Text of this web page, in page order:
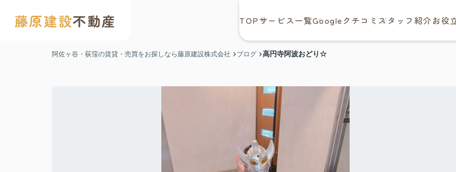
藤原建設不動産 TOPサービス一覧Googleクチコミ スタッフ紹介お役
阿佐ヶ谷・荻窪の賃貸・売買をお探しなら藤原建設株式会社 ブログ 高円寺阿波おどり☆